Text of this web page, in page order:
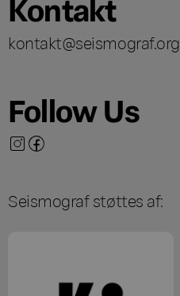
kontakt@seismograf.org
Follow Us
Seismograf støttes af: